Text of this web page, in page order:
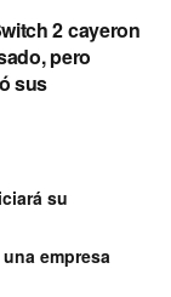
2 cayeron
pero
sus
su
empresa